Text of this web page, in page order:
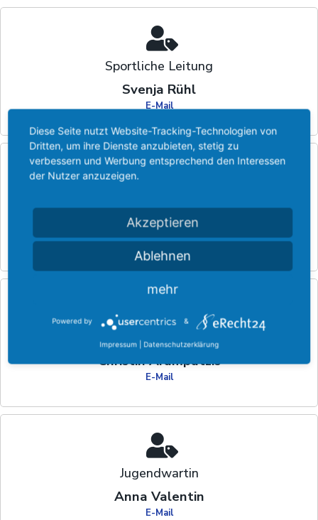
Sportliche Leitung
Svenja Rühl
E-Mail
Gertraud Gran
E-Mail
Pressewartin
Christin Arampatzis
E-Mail
Jugendwartin
Anna Valentin
E-Mail
Diese Seite nutzt Website-Tracking-Technologien von
Dritten, um ihre Dienste anzubieten, stetig zu
verbessern und Werbung entsprechend den Interessen
der Nutzer anzuzeigen.
Akzeptieren
Ablehnen
mehr
Powered by &
Impressum | Datenschutzerklärung